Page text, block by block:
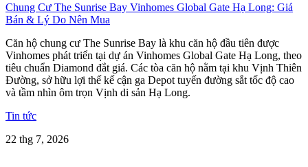
Chung Cư The Sunrise Bay Vinhomes Global Gate Hạ Long: Giá
Bán & Lý Do Nên Mua
Căn hộ chung cư The Sunrise Bay là khu căn hộ đầu tiên được
Vinhomes phát triển tại dự án Vinhomes Global Gate Hạ Long, theo
tiêu chuẩn Diamond đắt giá. Các tòa căn hộ nằm tại khu Vịnh Thiên
Đường, sở hữu lợi thế kế cận ga Depot tuyến đường sắt tốc độ cao
và tầm nhìn ôm trọn Vịnh di sản Hạ Long.
Tin tức
22 thg 7, 2026